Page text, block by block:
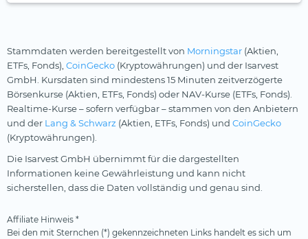
Stammdaten werden bereitgestellt von Morningstar (Aktien,
ETFs, Fonds), CoinGecko (Kryptowährungen) und der Isarvest
GmbH. Kursdaten sind mindestens 15 Minuten zeitverzögerte
Börsenkurse (Aktien, ETFs, Fonds) oder NAV-Kurse (ETFs, Fonds).
Realtime-Kurse – sofern verfügbar – stammen von den Anbietern
und der Lang & Schwarz (Aktien, ETFs, Fonds) und CoinGecko
(Kryptowährungen).
Die Isarvest GmbH übernimmt für die dargestellten
Informationen keine Gewährleistung und kann nicht
sicherstellen, dass die Daten vollständig und genau sind.
Affiliate Hinweis *
Bei den mit Sternchen (*) gekennzeichneten Links handelt es sich um